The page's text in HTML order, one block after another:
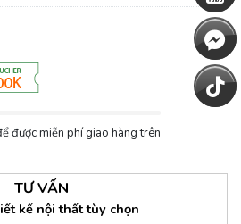
được miễn phí giao hàng trên
TƯ VẤN
kế nội thất tùy chọn